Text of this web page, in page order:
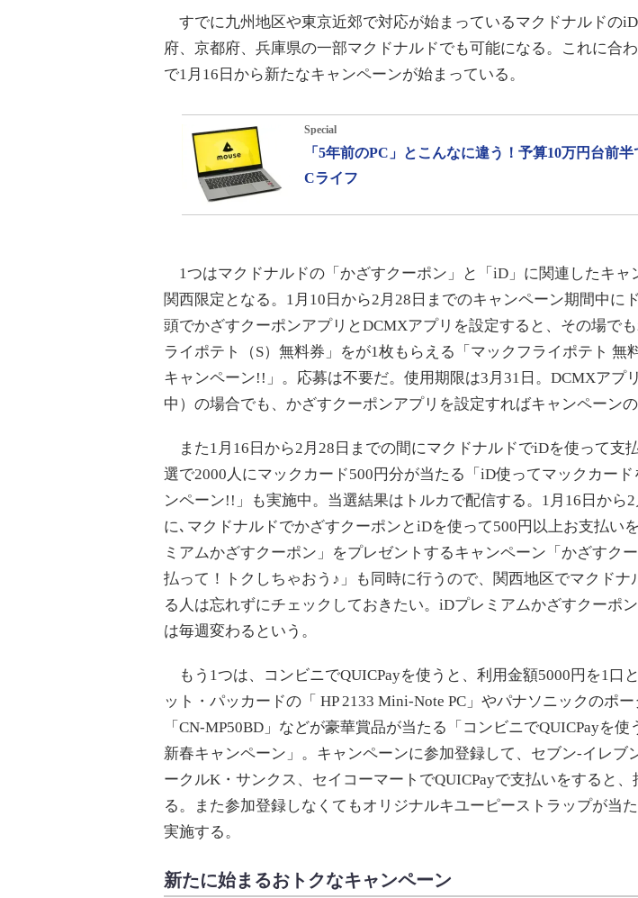
すでに九州地区や東京近郊で対応が始まっているマクドナルドの
府、京都府、兵庫県の一部マクドナルドでも可能になる。これに合
で1月16日から新たなキャンペーンが始まっている。
Special
「5年前のPC」とこんなに違う！予算10万円台前
Cライフ
1つはマクドナルドの「かざすクーポン」と「iD」に関連したキャ
関西限定となる。1月10日から2月28日までのキャンペーン期間中に
頭でかざすクーポンアプリとDCMXアプリを設定すると、その場で
ライポテト（S）無料券」をが1枚もらえる「マックフライポテト 無
キャンペーン!!」。応募は不要だ。使用期限は3月31日。DCMXアプ
中）の場合でも、かざすクーポンアプリを設定すればキャンペーンの
また1月16日から2月28日までの間にマクドナルドでiDを使って支
選で2000人にマックカード500円分が当たる「iD使ってマックカー
ンペーン!!」も実施中。当選結果はトルカで配信する。1月16日から
に､マクドナルドでかざすクーポンとiDを使って500円以上お支払い
ミアムかざすクーポン」をプレゼントするキャンペーン「かざすク
払って！トクしちゃおう♪」も同時に行うので、関西地区でマクドナ
る人は忘れずにチェックしておきたい。iDプレミアムかざすクーポ
は毎週変わるという。
もう1つは、コンビニでQUICPayを使うと、利用金額5000円を1口
ット・パッカードの「 HP 2133 Mini-Note PC」やパナソニックのポ
「CN-MP50BD」などが豪華賞品が当たる「コンビニでQUICPayを使
新春キャンペーン」。キャンペーンに参加登録して、セブン-イレブ
ークルK・サンクス、セイコーマートでQUICPayで支払いをすると、
る。また参加登録しなくてもオリジナルキユーピーストラップが当
実施する。
新たに始まるおトクなキャンペーン